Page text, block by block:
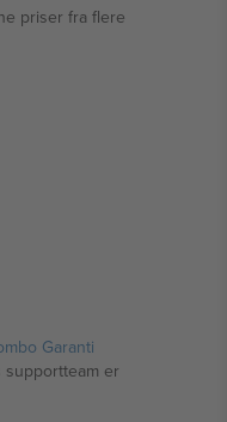
priser fra flere
Garanti
er